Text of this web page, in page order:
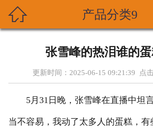
 产品分类9
张雪峰的热泪谁的蛋
更新时间：2025-06-15 09:21:39 点
5月31日晚，张雪峰在直播中坦
当不容易，我动了太多人的蛋糕，